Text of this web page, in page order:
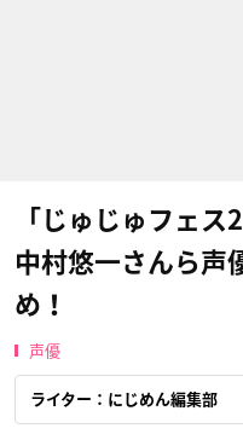
「じゅじゅフェス
中村悠一さんら声
め！
声優
ライター：にじめん編集部